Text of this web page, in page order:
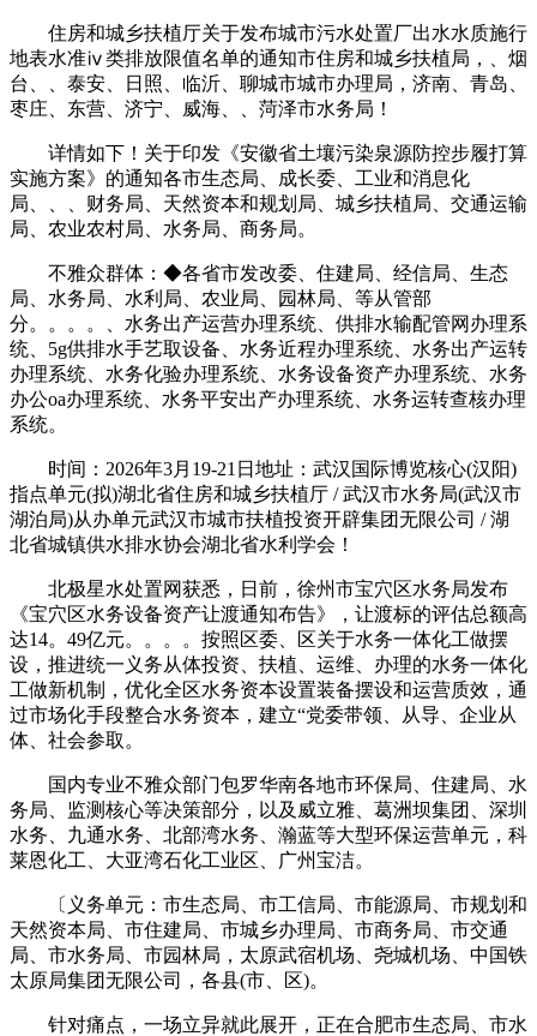
住房和城乡扶植厅关于发布城市污水处置厂出水水质施行
地表水准ⅳ类排放限值名单的通知市住房和城乡扶植局，、烟
台、、泰安、日照、临沂、聊城市城市办理局，济南、青岛、
枣庄、东营、济宁、威海、、菏泽市水务局！
详情如下！关于印发《安徽省土壤污染泉源防控步履打算
实施方案》的通知各市生态局、成长委、工业和消息化
局、、、财务局、天然资本和规划局、城乡扶植局、交通运输
局、农业农村局、水务局、商务局。
不雅众群体：◆各省市发改委、住建局、经信局、生态
局、水务局、水利局、农业局、园林局、等从管部
分。。。。、水务出产运营办理系统、供排水输配管网办理系
统、5g供排水手艺取设备、水务近程办理系统、水务出产运转
办理系统、水务化验办理系统、水务设备资产办理系统、水务
办公oa办理系统、水务平安出产办理系统、水务运转查核办理
系统。
时间：2026年3月19-21日地址：武汉国际博览核心(汉阳)
指点单元(拟)湖北省住房和城乡扶植厅 / 武汉市水务局(武汉市
湖泊局)从办单元武汉市城市扶植投资开辟集团无限公司 / 湖
北省城镇供水排水协会湖北省水利学会！
北极星水处置网获悉，日前，徐州市宝穴区水务局发布
《宝穴区水务设备资产让渡通知布告》，让渡标的评估总额高
达14。49亿元。。。。按照区委、区关于水务一体化工做摆
设，推进统一义务从体投资、扶植、运维、办理的水务一体化
工做新机制，优化全区水务资本设置装备摆设和运营质效，通
过市场化手段整合水务资本，建立“党委带领、从导、企业从
体、社会参取。
国内专业不雅众部门包罗华南各地市环保局、住建局、水
务局、监测核心等决策部分，以及威立雅、葛洲坝集团、深圳
水务、九通水务、北部湾水务、瀚蓝等大型环保运营单元，科
莱恩化工、大亚湾石化工业区、广州宝洁。
〔义务单元：市生态局、市工信局、市能源局、市规划和
天然资本局、市住建局、市城乡办理局、市商务局、市交通
局、市水务局、市园林局，太原武宿机场、尧城机场、中国铁
太原局集团无限公司，各县(市、区)。
针对痛点，一场立异就此展开，正在合肥市生态局、市水